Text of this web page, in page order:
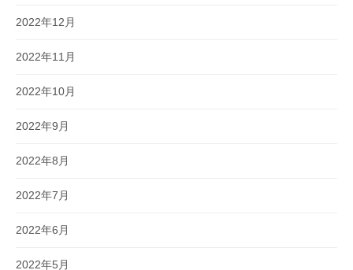
2022年12月
2022年11月
2022年10月
2022年9月
2022年8月
2022年7月
2022年6月
2022年5月